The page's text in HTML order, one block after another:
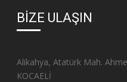
BIZE ULAŞIN
Alikahya, Atatürk Mah.
KOCAELİ